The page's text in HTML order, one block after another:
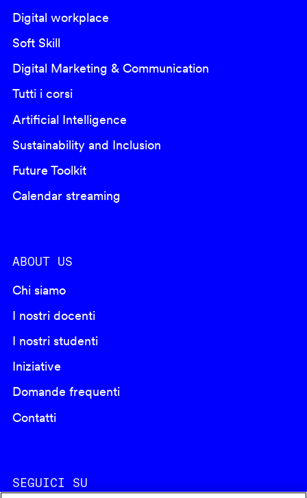
Digital workplace
Soft Skill
Digital Marketing & Communication
Tutti i corsi
Artificial Intelligence
Sustainability and Inclusion
Future Toolkit
Calendar streaming
ABOUT US
Chi siamo
I nostri docenti
I nostri studenti
Iniziative
Domande frequenti
Contatti
SEGUICI SU